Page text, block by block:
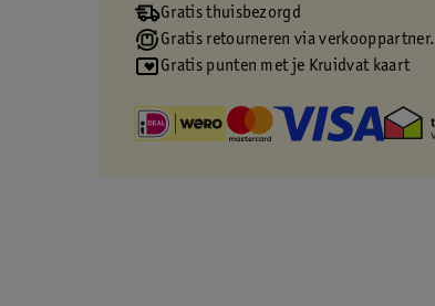
Gratis thuisbezorgd
Gratis retourneren via verkooppartner.
Gratis punten met je Kruidvat kaart